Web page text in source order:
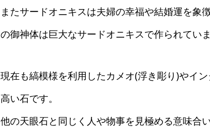
またサードオニキスは夫婦の幸福や結婚運を象
の御神体は巨大なサードオニキスで作られていま
現在も縞模様を利用したカメオ(浮き彫り)やイ
高い石です。
他の天眼石と同じく人や物事を見極める意味合